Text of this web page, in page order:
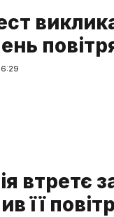
втретє
її